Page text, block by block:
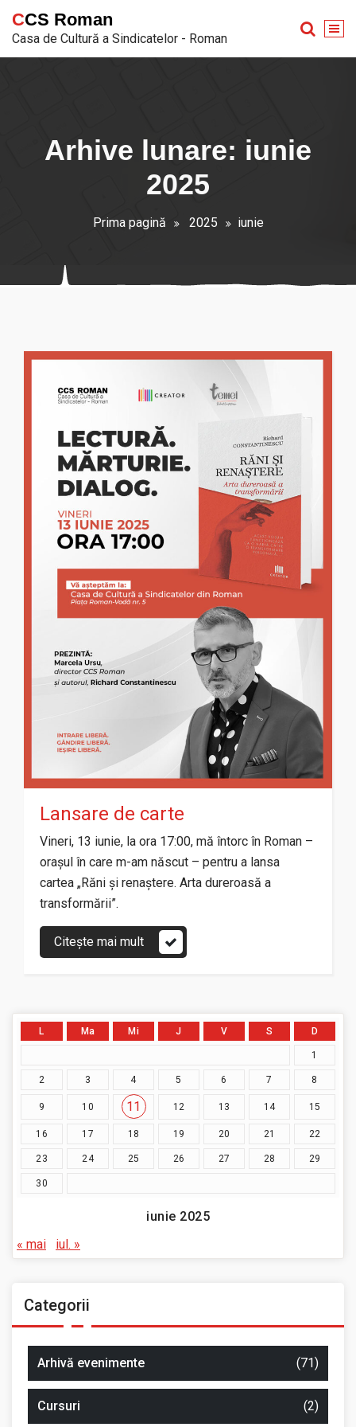
conținut
CCS Roman
Casa de Cultură a Sindicatelor - Roman
Arhive lunare: iunie
2025
Prima pagină 2025 iunie
Lansare de carte
Vineri, 13 iunie, la ora 17:00, mă întorc în Roman –
orașul în care m-am născut – pentru a lansa
cartea „Răni și renaștere. Arta dureroasă a
transformării”.
Citește mai mult
iunie 2025
L Ma Mi J V S D
1
2 3 4 5 6 7 8
9 10 11 12 13 14 15
16 17 18 19 20 21 22
23 24 25 26 27 28 29
30
« mai iul. »
Categorii
Arhivă evenimente (71)
Cursuri (2)